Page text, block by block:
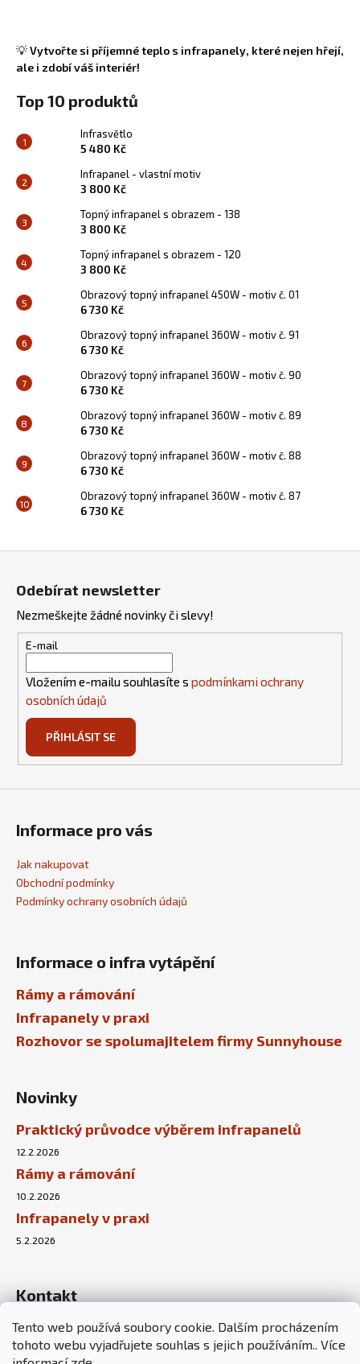
Tento web používá soubory cookie. Dalším procházením
tohoto webu vyjadřujete souhlas s jejich používáním.. Více
💡Vytvořte si příjemné teplo s infrapanely, které nejen hřejí,
ale i zdobí váš interiér!
Top 10 produktů
Infrasvětlo
5 480 Kč
Infrapanel - vlastní motiv
3 800 Kč
Topný infrapanel s obrazem - 138
3 800 Kč
Topný infrapanel s obrazem - 120
3 800 Kč
Obrazový topný infrapanel 450W - motiv č. 01
6 730 Kč
Obrazový topný infrapanel 360W - motiv č. 91
6 730 Kč
Obrazový topný infrapanel 360W - motiv č. 90
6 730 Kč
Obrazový topný infrapanel 360W - motiv č. 89
6 730 Kč
Obrazový topný infrapanel 360W - motiv č. 88
6 730 Kč
Obrazový topný infrapanel 360W - motiv č. 87
6 730 Kč
Odebírat newsletter
Nezmeškejte žádné novinky či slevy!
E-mail
Vložením e-mailu souhlasíte s podmínkami ochrany
osobních údajů
PŘIHLÁSIT SE
Informace pro vás
Jak nakupovat
Obchodní podmínky
Podmínky ochrany osobních údajů
Informace o infra vytápění
Rámy a rámování
Infrapanely v praxi
Rozhovor se spolumajitelem firmy Sunnyhouse
Novinky
Praktický průvodce výběrem infrapanelů
12.2.2026
Rámy a rámování
10.2.2026
Infrapanely v praxi
5.2.2026
Kontakt
info@sunnyhouse.cz
+420 737 451 167